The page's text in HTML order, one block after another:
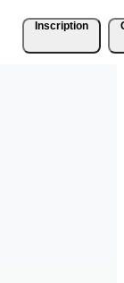
Inscription